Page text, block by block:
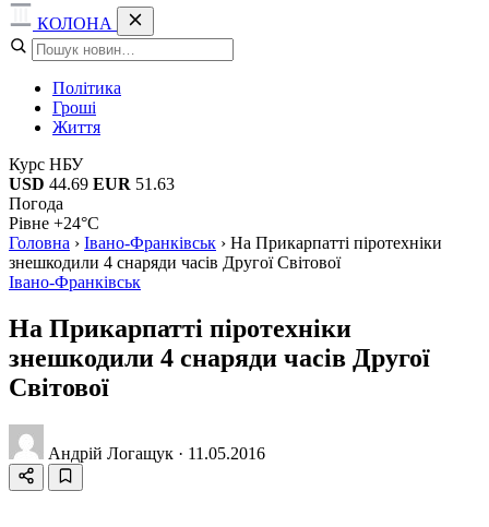
КОЛОНА
Політика
Гроші
Життя
Курс НБУ
USD 44.69 EUR 51.63
Погода
Рівне +24°C
Головна › Івано-Франківськ › На Прикарпатті піротехніки
знешкодили 4 снаряди часів Другої Світової
Івано-Франківськ
На Прикарпатті піротехніки
знешкодили 4 снаряди часів Другої
Світової
Андрій Логащук · 11.05.2016